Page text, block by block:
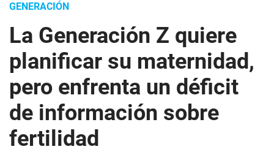
GENERACIÓN
La Generación Z quiere
planificar su maternidad,
pero enfrenta un déficit
de información sobre
fertilidad